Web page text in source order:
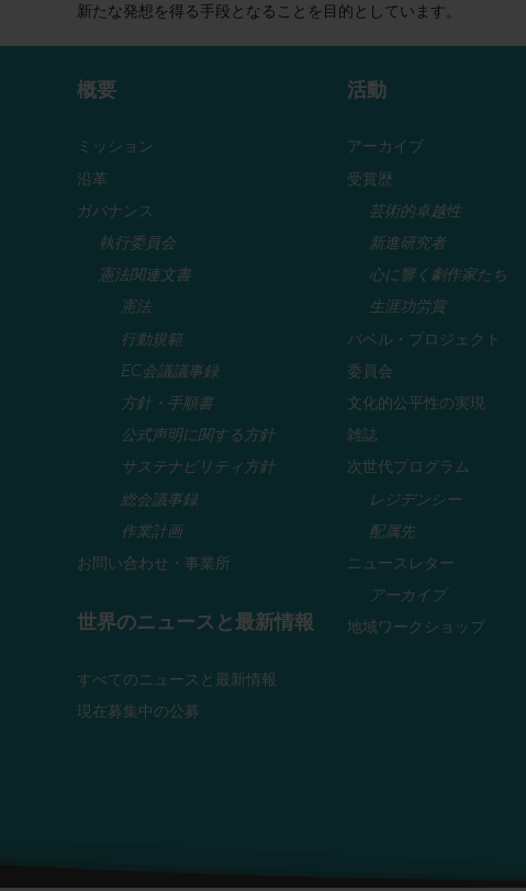
新たな発想を得る手段となることを目的としています。
概要
ミッション
沿革
ガバナンス
執行委員会
憲法関連文書
憲法
行動規範
EC会議議事録
方針・手順書
公式声明に関する方針
サステナビリティ方針
総会議事録
作業計画
お問い合わせ・事業所
世界のニュースと最新情報
すべてのニュースと最新情報
現在募集中の公募
活動
アーカイブ
受賞歴
芸術的卓越性
新進研究者
心に響く劇作家たち
生涯功労賞
バベル・プロジェクト
委員会
文化的公平性の実現
雑誌
次世代プログラム
レジデンシー
配属先
ニュースレター
アーカイブ
地域ワークショップ